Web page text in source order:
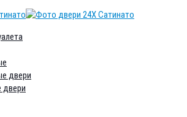
двери